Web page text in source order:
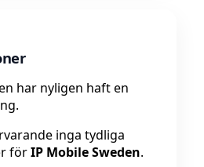
har nyligen haft en
inga tydliga
förIP Mobile Sweden.